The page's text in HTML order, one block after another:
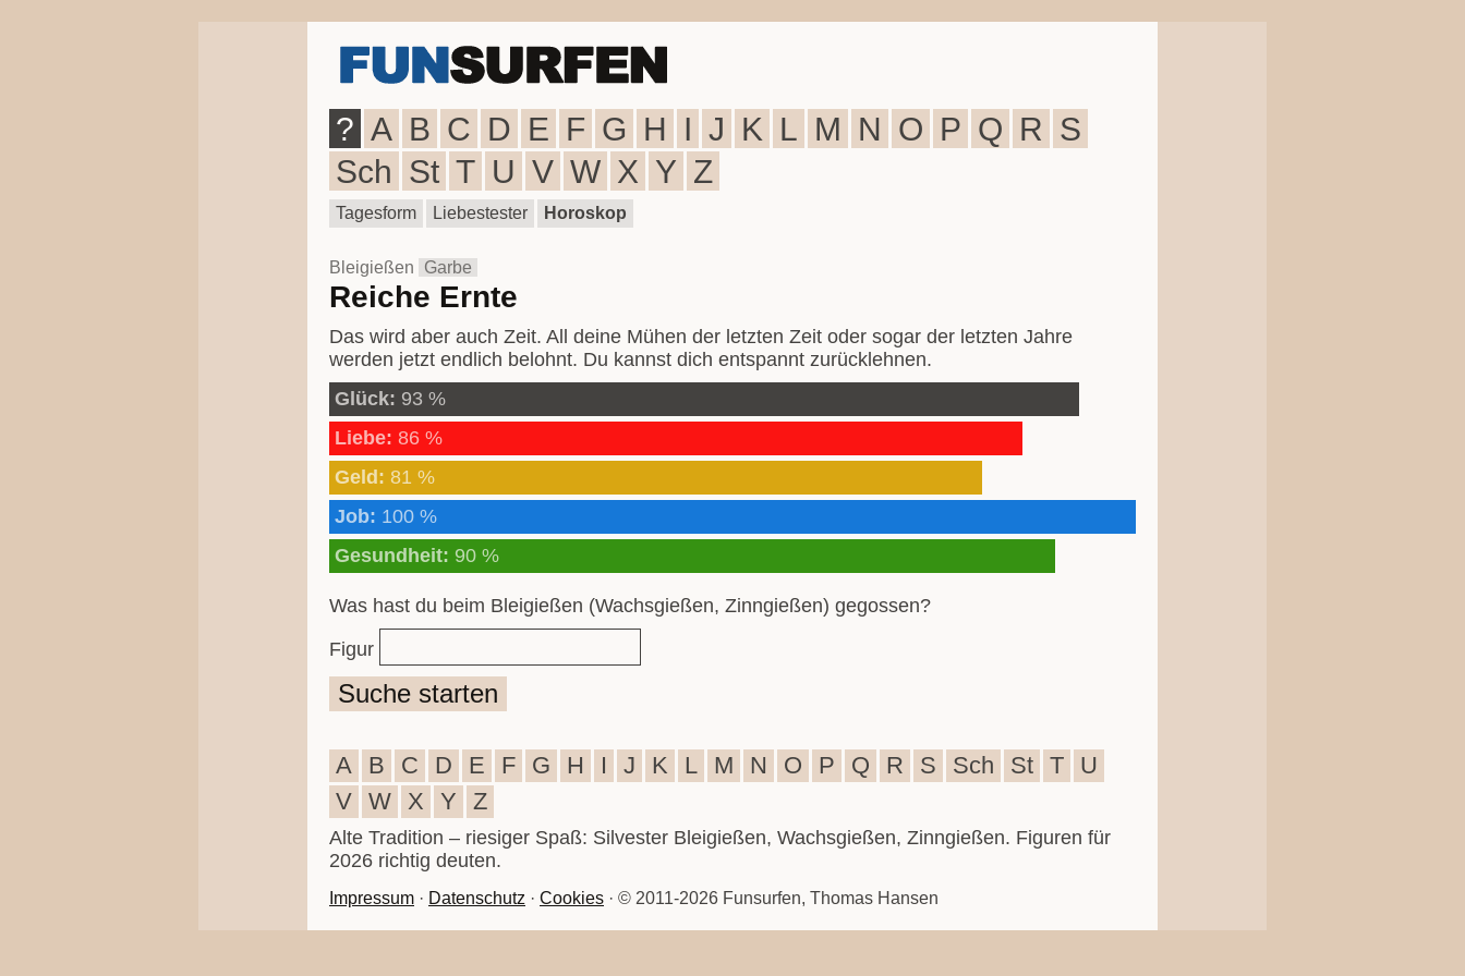
? A B C D E F G H I J K L M N O P Q R S
Sch St T U V W X Y Z
Tagesform Liebestester Horoskop
Bleigießen Garbe
Reiche Ernte
Das wird aber auch Zeit. All deine Mühen der letzten Zeit oder sogar der letzten Jahre
werden jetzt endlich belohnt. Du kannst dich entspannt zurücklehnen.
Glück: 93 %
Liebe: 86 %
Geld: 81 %
Job: 100 %
Gesundheit: 90 %
Was hast du beim Bleigießen (Wachsgießen, Zinngießen) gegossen?
Figur
Suche starten
A B C D E F G H I J K L M N O P Q R S Sch St T
U
V W X Y Z
Alte Tradition – riesiger Spaß: Silvester Bleigießen, Wachsgießen, Zinngießen. Figuren für
2026 richtig deuten.
Impressum · Datenschutz · Cookies · © 2011-2026 Funsurfen, Thomas Hansen